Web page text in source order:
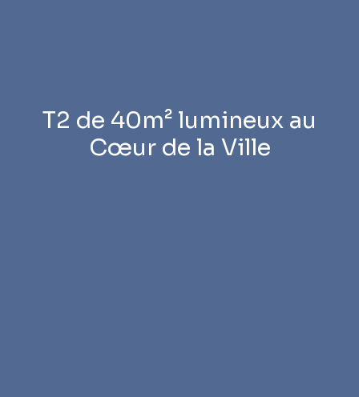
T2 de 40m² lumineux au
Cœur de la Ville